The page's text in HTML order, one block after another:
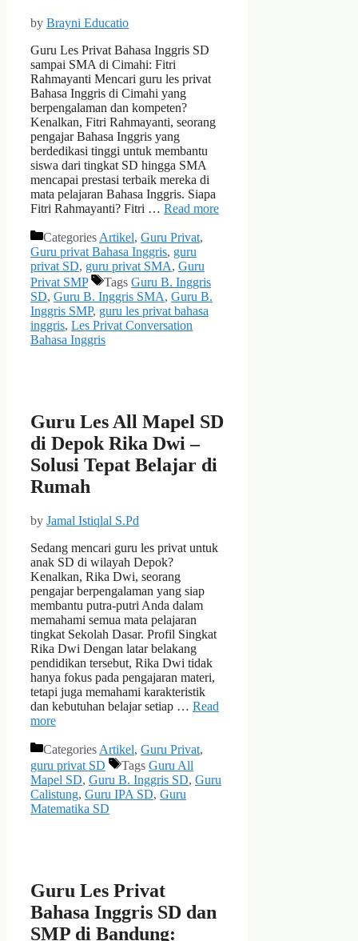
by Brayni Educatio
Guru Les Privat Bahasa Inggris SD
sampai SMA di Cimahi: Fitri
Rahmayanti Mencari guru les privat
Bahasa Inggris di Cimahi yang
berpengalaman dan kompeten?
Kenalkan, Fitri Rahmayanti, seorang
pengajar Bahasa Inggris yang
berdedikasi tinggi untuk membantu
siswa dari tingkat SD hingga SMA
mencapai prestasi terbaik mereka di
mata pelajaran Bahasa Inggris. Siapa
Fitri Rahmayanti? Fitri … Read more
Categories Artikel, Guru Privat,
Guru privat Bahasa Inggris, guru
privat SD, guru privat SMA, Guru
Privat SMP
Tags Guru B. Inggris
SD, Guru B. Inggris SMA, Guru B.
Inggris SMP, guru les privat bahasa
inggris, Les Privat Conversation
Bahasa Inggris
Guru Les All Mapel SD
di Depok Rika Dwi –
Solusi Tepat Belajar di
Rumah
by Jamal Istiqlal S.Pd
Sedang mencari guru les privat untuk
anak SD di wilayah Depok?
Kenalkan, Rika Dwi, seorang
pengajar berpengalaman yang siap
membantu putra-putri Anda dalam
memahami semua mata pelajaran
tingkat Sekolah Dasar. Profil Singkat
Rika Dwi Dengan latar belakang
pendidikan tersebut, Rika Dwi tidak
hanya fokus pada pengajaran materi,
tetapi juga memahami karakteristik
dan kebutuhan belajar setiap … Read
more
Categories Artikel, Guru Privat,
guru privat SD
Tags Guru All
Mapel SD, Guru B. Inggris SD, Guru
Calistung, Guru IPA SD, Guru
Matematika SD
Guru Les Privat
Bahasa Inggris SD dan
SMP di Bandung: